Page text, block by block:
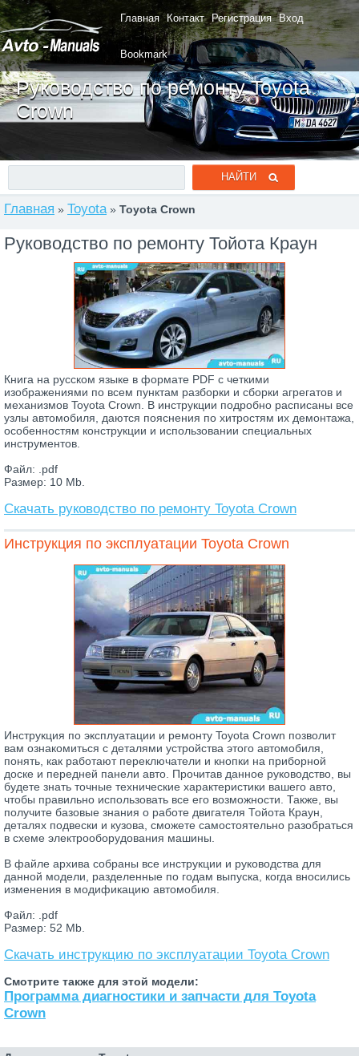
Главная Контакт Регистрация Вход
Bookmark
Руководство по ремонту Toyota
Crown
Главная » Toyota » Toyota Crown
Руководство по ремонту Тойота Краун
Книга на русском языке в формате PDF с четкими
изображениями по всем пунктам разборки и сборки агрегатов и
механизмов Toyota Crown. В инструкции подробно расписаны все
узлы автомобиля, даются пояснения по хитростям их демонтажа,
особенностям конструкции и использовании специальных
инструментов.
Файл: .pdf
Размер: 10 Mb.
Скачать руководство по ремонту Toyota Crown
Инструкция по эксплуатации Toyota Crown
Инструкция по эксплуатации и ремонту Toyota Crown позволит
вам ознакомиться с деталями устройства этого автомобиля,
понять, как работают переключатели и кнопки на приборной
доске и передней панели авто. Прочитав данное руководство, вы
будете знать точные технические характеристики вашего авто,
чтобы правильно использовать все его возможности. Также, вы
получите базовые знания о работе двигателя Тойота Краун,
деталях подвески и кузова, сможете самостоятельно разобраться
в схеме электрооборудования машины.
В файле архива собраны все инструкции и руководства для
данной модели, разделенные по годам выпуска, когда вносились
изменения в модификацию автомобиля.
Файл: .pdf
Размер: 52 Mb.
Скачать инструкцию по эксплуатации Toyota Crown
Смотрите также для этой модели:
Программа диагностики и запчасти для Toyota
Crown